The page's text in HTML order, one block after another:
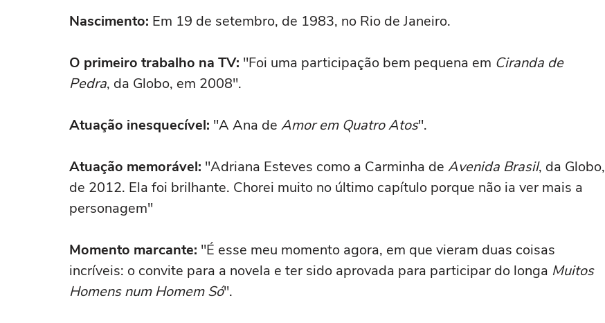
Nascimento: Em 19 de setembro, de 1983, no Rio de Janeiro.
O primeiro trabalho na TV: "Foi uma participação bem pequena em Ciranda de
Pedra, da Globo, em 2008".
Atuação inesquecível: ''A Ana de Amor em Quatro Atos".
Atuação memorável: "Adriana Esteves como a Carminha de Avenida Brasil, da Globo,
de 2012. Ela foi brilhante. Chorei muito no último capítulo porque não ia ver mais a
personagem"
Momento marcante: "É esse meu momento agora, em que vieram duas coisas
incríveis: o convite para a novela e ter sido aprovada para participar do longa Muitos
Homens num Homem Só".